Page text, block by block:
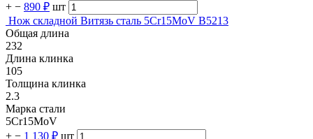
+ − 890 ₽ шт
Нож складной Витязь сталь 5Cr15MoV B5213
Общая длина
232
Длина клинка
105
Толщина клинка
2.3
Марка стали
5Cr15MoV
+ − 1 130 ₽ шт